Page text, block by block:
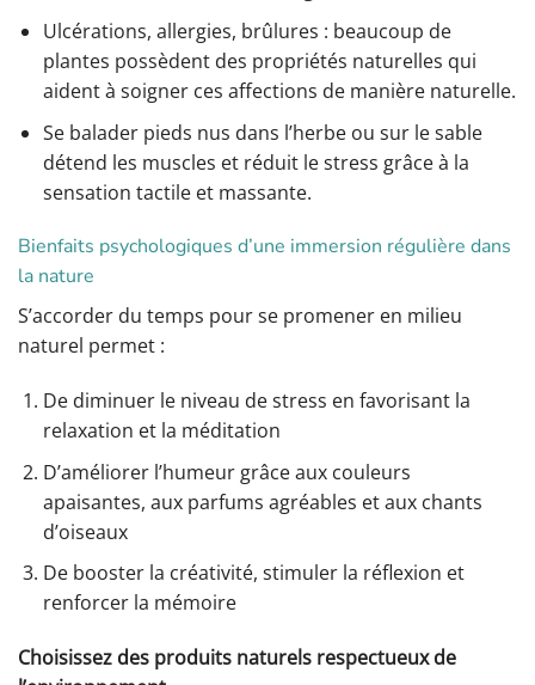
Ulcérations, allergies, brûlures : beaucoup de
plantes possèdent des propriétés naturelles qui
aident à soigner ces affections de manière naturelle.
Se balader pieds nus dans l’herbe ou sur le sable
détend les muscles et réduit le stress grâce à la
sensation tactile et massante.
Bienfaits psychologiques d’une immersion régulière dans
la nature
S’accorder du temps pour se promener en milieu
naturel permet :
De diminuer le niveau de stress en favorisant la
relaxation et la méditation
D’améliorer l’humeur grâce aux couleurs
apaisantes, aux parfums agréables et aux chants
d’oiseaux
De booster la créativité, stimuler la réflexion et
renforcer la mémoire
Choisissez des produits naturels respectueux de